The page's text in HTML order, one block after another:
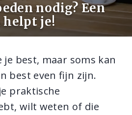
nodig? Een
helpt je!
je best, maar soms kan
best even fijn zijn.
praktische
wilt weten of die